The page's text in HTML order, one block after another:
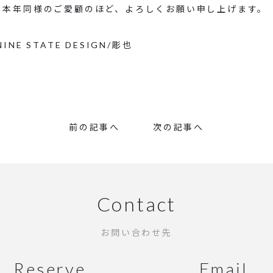
年同様のご愛顧のほど、よろしくお願い申し上げます。
STATE DESIGN/彫也
前の記事へ 次の記事へ
Contact
お問い合わせ先
Reserve Email